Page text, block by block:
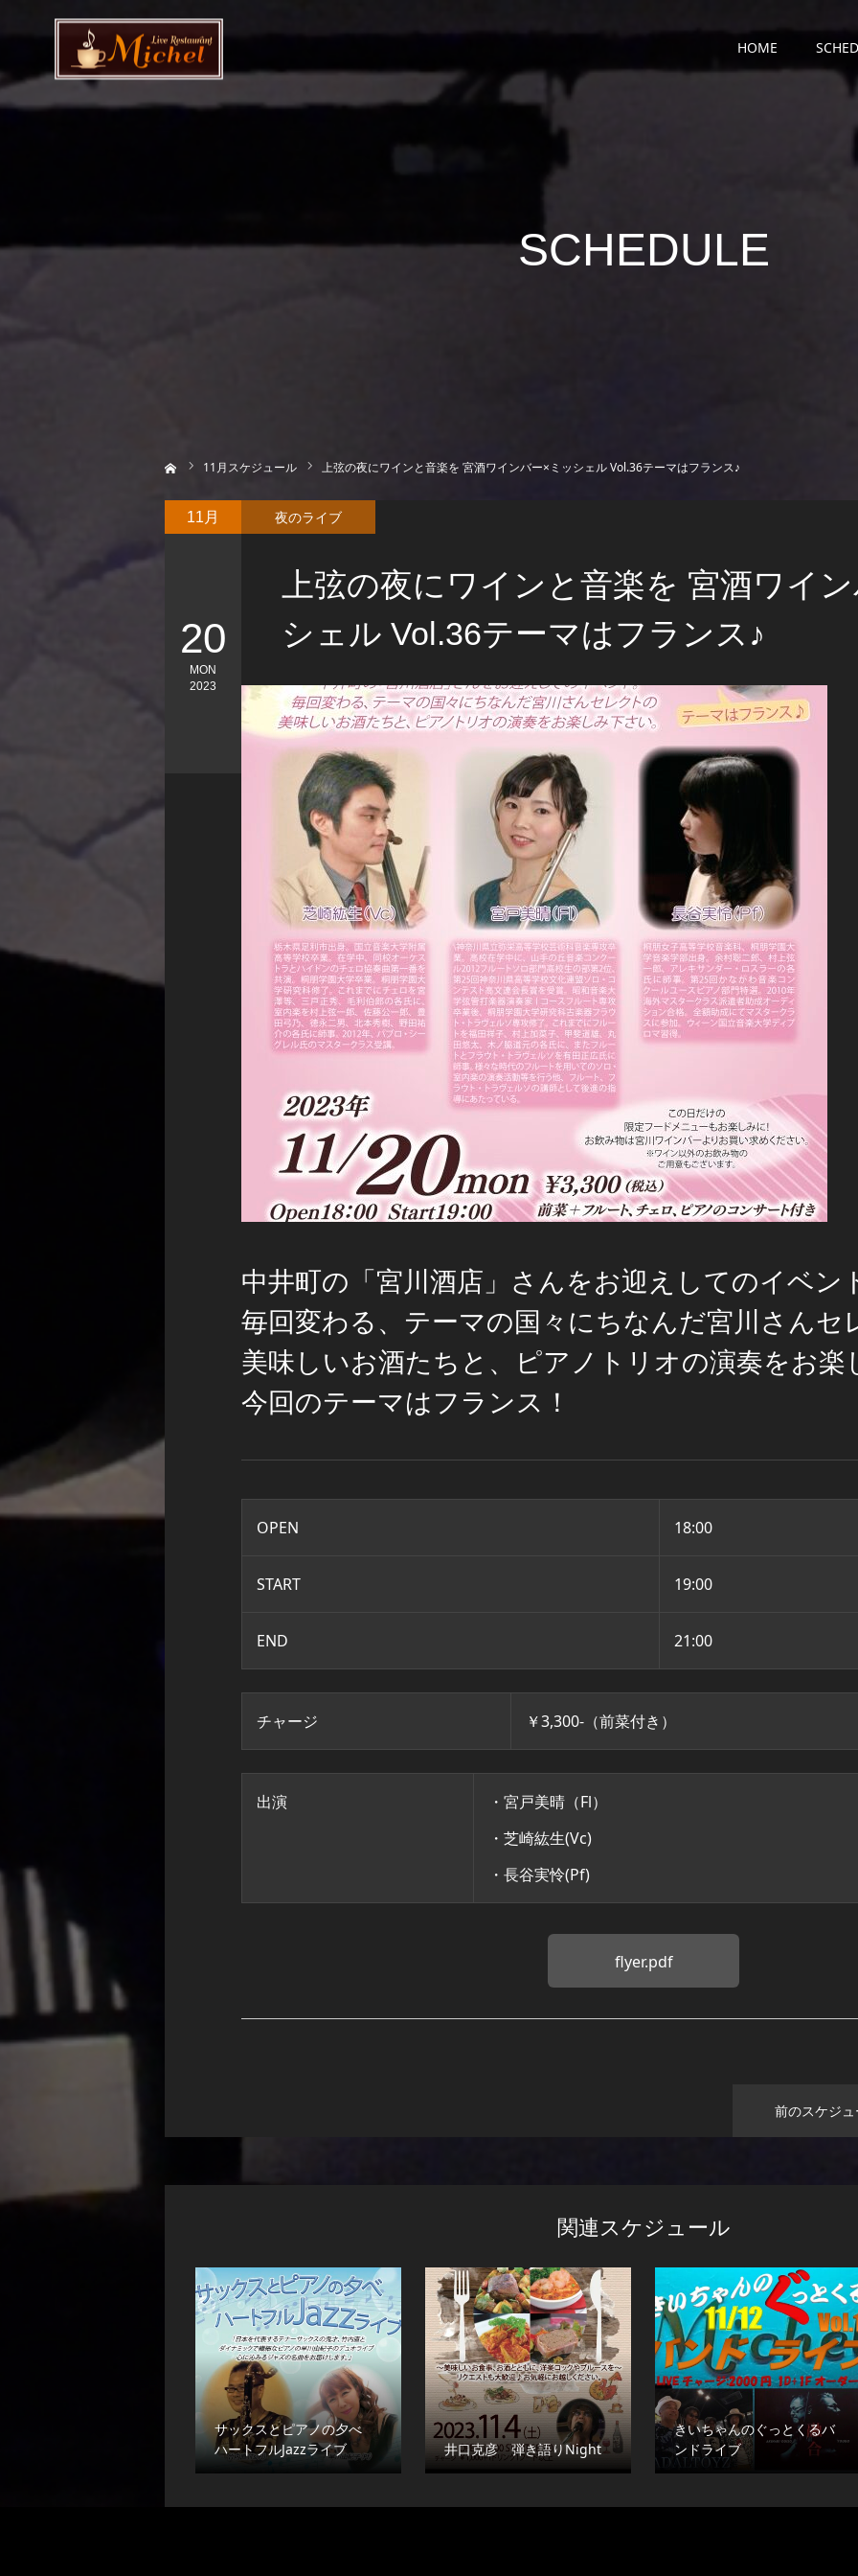
HOME
SCHEDULE
11 月スケジュール 上弦の夜にワインと音楽を 宮酒ワインバー×ミッシェル Vol.36テーマはフランス♪
上弦の夜にワインと音楽を 宮酒ワイ
シェル Vol.36テーマはフランス♪
11月
20
MON
2023
夜のライブ
中井町の「宮川酒店」さんをお迎えしてのイベン
毎回変わる、テーマの国々にちなんだ宮川さんセ
美味しいお酒たちと、ピアノトリオの演奏をお楽
今回のテーマはフランス！
OPEN 18:00
START 19:00
END 21:00
チャージ ￥3,300-（前菜付き）
出演
・宮戸美晴（Fl）
・芝崎紘生(Vc)
・長谷実怜(Pf)
flyer.pdf
前のスケジ
関連スケジュール
サックスとピアノの夕べ
ハートフルJazzライブ
井口克彦 弾き語りNight
きいちゃんのぐっとくるバ
ンドライブ